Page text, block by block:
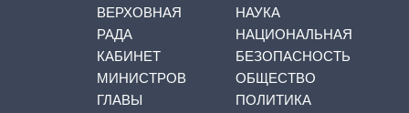
ВЕРХОВНАЯ
РАДА
КАБИНЕТ
МИНИСТРОВ
ГЛАВЫ
НАУКА
НАЦИОНАЛЬНАЯ
БЕЗОПАСНОСТЬ
ОБЩЕСТВО
ПОЛИТИКА